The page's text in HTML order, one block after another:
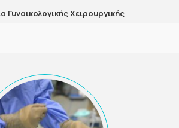
Γυναικολογικής Χειρουργικής